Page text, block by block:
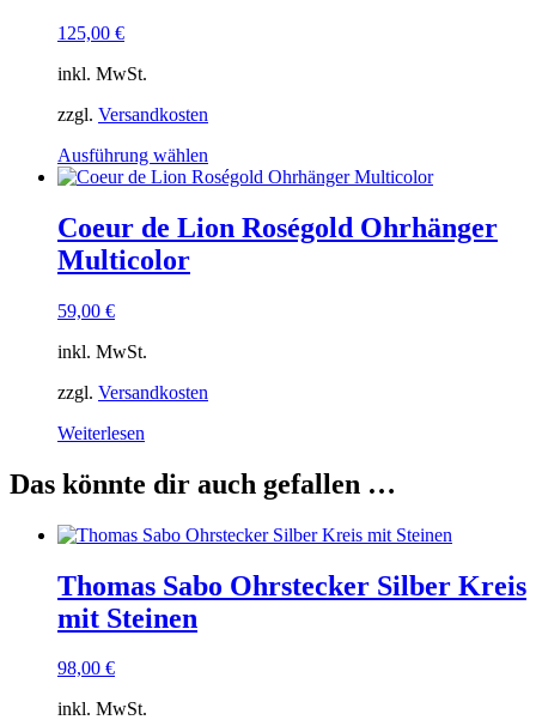
125,00 €
inkl. MwSt.
zzgl. Versandkosten
Ausführung wählen
Produkt
mehrere
Varianten
Coeur de Lion Roségold Ohrhänger
Multicolor
59,00 €
inkl. MwSt.
zzgl. Versandkosten
Weiterlesen
Das könnte dir auch gefallen …
Thomas Sabo Ohrstecker Silber Kreis
mit Steinen
98,00 €
inkl. MwSt.